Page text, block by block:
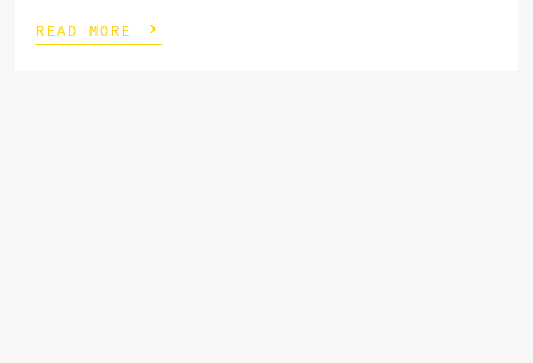
READ MORE ›